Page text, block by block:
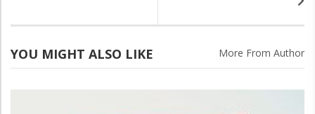
YOU MIGHT ALSO LIKE More From Author